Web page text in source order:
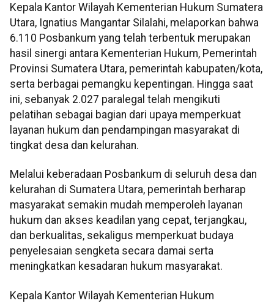
Kepala Kantor Wilayah Kementerian Hukum Sumatera
Utara, Ignatius Mangantar Silalahi, melaporkan bahwa
6.110 Posbankum yang telah terbentuk merupakan
hasil sinergi antara Kementerian Hukum, Pemerintah
Provinsi Sumatera Utara, pemerintah kabupaten/kota,
serta berbagai pemangku kepentingan. Hingga saat
ini, sebanyak 2.027 paralegal telah mengikuti
pelatihan sebagai bagian dari upaya memperkuat
layanan hukum dan pendampingan masyarakat di
tingkat desa dan kelurahan.
Melalui keberadaan Posbankum di seluruh desa dan
kelurahan di Sumatera Utara, pemerintah berharap
masyarakat semakin mudah memperoleh layanan
hukum dan akses keadilan yang cepat, terjangkau,
dan berkualitas, sekaligus memperkuat budaya
penyelesaian sengketa secara damai serta
meningkatkan kesadaran hukum masyarakat.
Kepala Kantor Wilayah Kementerian Hukum